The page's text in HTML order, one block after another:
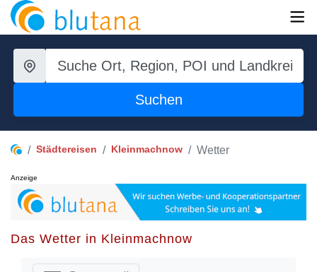
Suchen
Städtereisen Kleinmachnow Wetter
Anzeige
Das Wetter in Kleinmachnow